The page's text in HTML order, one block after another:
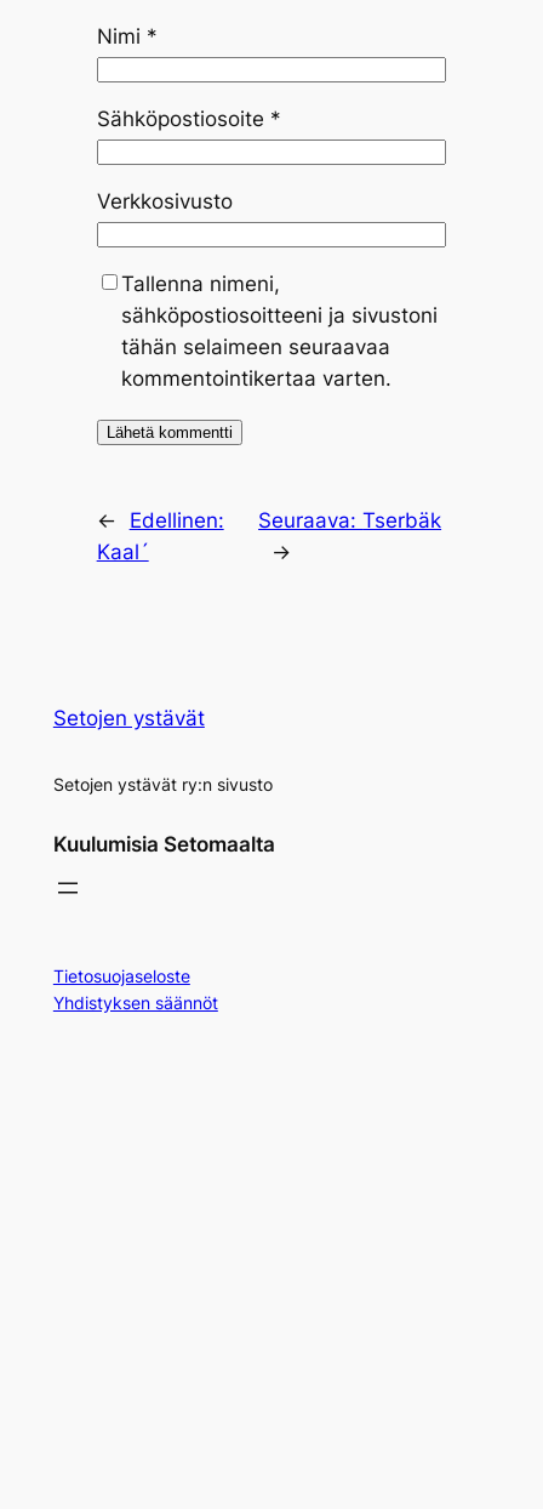
Nimi *
Sähköpostiosoite *
Verkkosivusto
Tallenna nimeni,
sähköpostiosoitteeni ja sivustoni
tähän selaimeen seuraavaa
kommentointikertaa varten.
←
Edellinen:
Kaal´
Seuraava:Tserbäk
→
Setojen ystävät
Setojen ystävät ry:n sivusto
Kuulumisia Setomaalta
Tietosuojaseloste
Yhdistyksen säännöt